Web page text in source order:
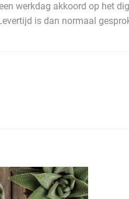
werkdag akkoord op het
is dan normaal